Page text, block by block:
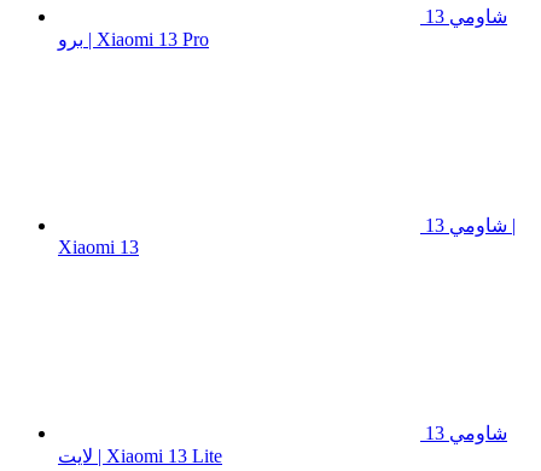
شاومي 13
برو | Xiaomi 13 Pro
شاومي 13 |
Xiaomi 13
شاومي 13
لايت | Xiaomi 13 Lite